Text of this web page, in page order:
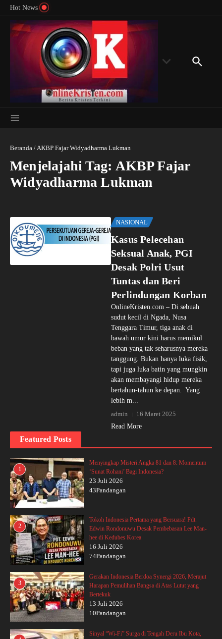
Lewati ke konten
Hot News
Beranda /AKBP Fajar Widyadharma Lukman
Menjelajahi Tag: AKBP Fajar
Widyadharma Lukman
NASIONAL
Kasus Pelecehan
Seksual Anak, PGI
Desak Polri Usut
Tuntas dan Beri
Perlindungan Korban
OnlineKristen.com – Di sebuah
sudut kecil di Ngada, Nusa
Tenggara Timur, tiga anak di
bawah umur kini harus memikul
beban yang tak seharusnya mereka
tanggung. Bukan hanya luka fisik,
tapi juga luka batin yang mungkin
akan membayangi hidup mereka
bertahun-tahun ke depan. Yang
lebih m...
admin
16 Maret 2025
Read More
Featured Posts
1
Menyingkap Misteri Angka 81 dan 8: Momentum
‘Sunat Rohani’ Bagi Indonesia?
23 Juli 2026
43Pandangan
2
Tokoh Indonesia Pertama yang Bersuara! Pdt.
Edwin Rondonuwu Desak Pembebasan Lee Man-
hee di Kedubes Korea
16 Juli 2026
74Pandangan
3
Gerakan Indonesia Berdoa Synergi 2026, Merajut
Harapan Pemulihan Bangsa di Atas Lutut yang
Bertekuk
13 Juli 2026
10Pandangan
Sinyal “Wi-Fi” Surga di Tengah Deru Ibu Kota,